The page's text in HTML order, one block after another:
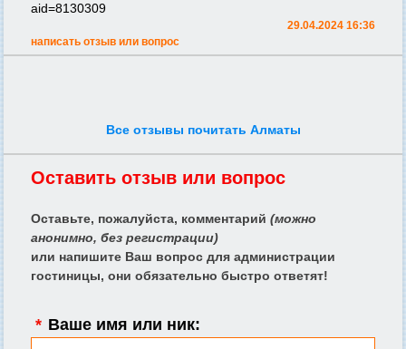
aid=8130309
29.04.2024 16:36
написать отзыв или вопрос
Все отзывы почитать Алматы
Оставить отзыв или вопрос
Оставьте, пожалуйста, комментарий (можно
анонимно, без регистрации)
или напишите Ваш вопрос для администрации
гостиницы, они обязательно быстро ответят!
* Ваше имя или ник: